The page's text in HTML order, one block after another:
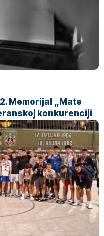
Memorijal „Mate
konkurenciji